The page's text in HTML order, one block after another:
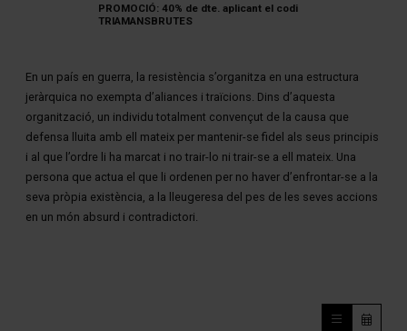
PROMOCIÓ: 40% de dte. aplicant el codi
TRIAMANSBRUTES
En un país en guerra, la resistència s’organitza en una estructura
jeràrquica no exempta d’aliances i traïcions. Dins d’aquesta
organització, un individu totalment convençut de la causa que
defensa lluita amb ell mateix per mantenir-se fidel als seus principis
i al que l’ordre li ha marcat i no trair-lo ni trair-se a ell mateix. Una
persona que actua el que li ordenen per no haver d’enfrontar-se a la
seva pròpia existència, a la lleugeresa del pes de les seves accions
en un món absurd i contradictori.